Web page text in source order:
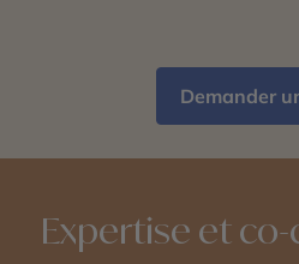
Demander
Expertise et